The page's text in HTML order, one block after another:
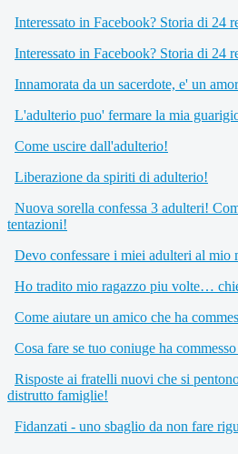
Interessato in Facebook? Storia di 24
Interessato in Facebook? Storia di 24
Innamorata da un sacerdote, e' un
L'adulterio puo' fermare la mia
Come uscire dall'adulterio!
Liberazione da spiriti di adulterio!
Nuova sorella confessa 3 adulteri!
tentazioni!
Devo confessare i miei adulteri al mio
Ho tradito mio ragazzo piu volte…
Come aiutare un amico che ha
Cosa fare se tuo coniuge ha
Risposte ai fratelli nuovi che si
distrutto famiglie!
Fidanzati - uno sbaglio da non fare